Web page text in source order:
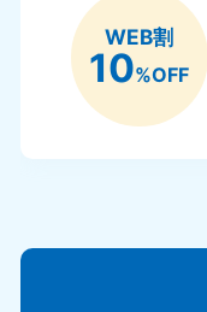
WEB割
10%OFF